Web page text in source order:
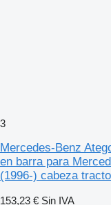
3
Mercedes-Benz
en barra para
(1996-) cabeza
153,23 € Sin IVA